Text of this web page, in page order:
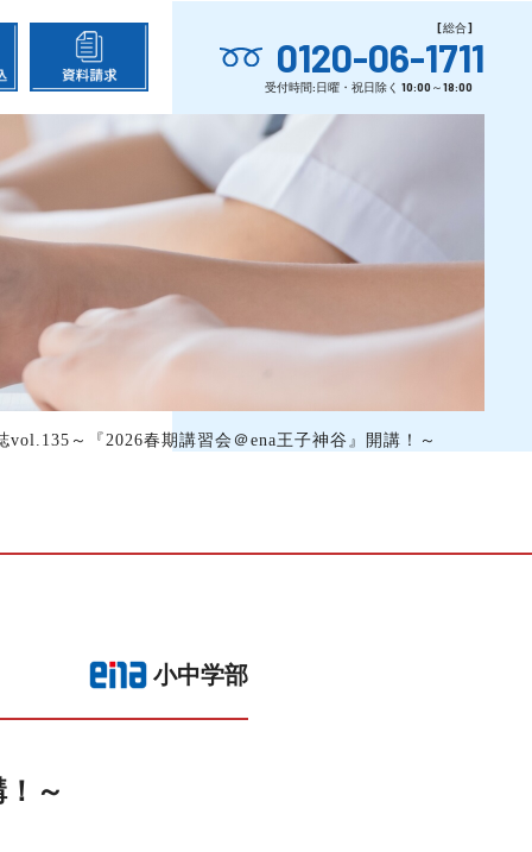
0120-06-1711
vol.135～『2026春期講習会＠ena王子神谷』開講！～
小中学部
～